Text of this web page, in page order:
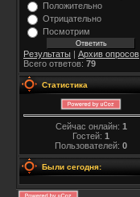
Положительно
Отрицательно
Посмотрим
Результаты | Архив опросов
Всего ответов: 79
Статистика
Сейчас онлайн: 1
Гостей: 1
Пользователей: 0
Были сегодня: